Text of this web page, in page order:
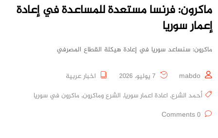
ماكرون: فرنسا مستعدة للمساعدة في إعادة
إعمار سوريا
ماكرون: سنساعد سوريا في إعادة هيكلة القطاع المصرفي
mabdo
اخبار عربية
أحمد الشرع, اعادة اعمار سوريا, الشرع وماكرون, ماكرون في سوريا